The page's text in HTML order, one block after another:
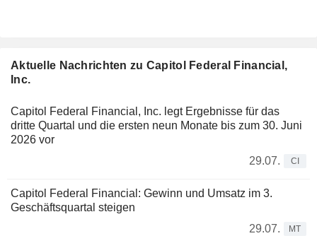
Aktuelle Nachrichten zu Capitol Federal Financial,
Inc.
Capitol Federal Financial, Inc. legt Ergebnisse für das
dritte Quartal und die ersten neun Monate bis zum 30. Juni
2026 vor
29.07.
CI
Capitol Federal Financial: Gewinn und Umsatz im 3.
Geschäftsquartal steigen
29.07.
MT